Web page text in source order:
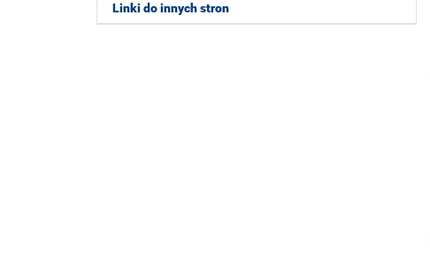
Linki do innych stron